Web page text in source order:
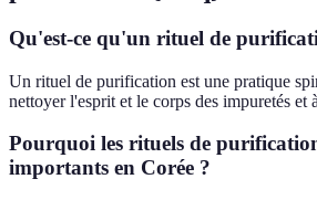
Qu'est-ce qu'un rituel de
Un rituel de purification est une pratique
nettoyer l'esprit et le corps des impuretés et
Pourquoi les rituels de
importants en Corée ?